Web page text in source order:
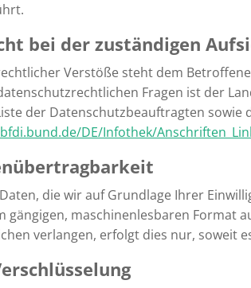
bei der zuständigen
Verstöße steht dem
Fragen ist der
der Datenschutzbeauftragten
DE/Infothek/
die wir auf Grundlage Ihrer
gängigen, maschinenlesbaren Format
verlangen, erfolgt dies nur, soweit